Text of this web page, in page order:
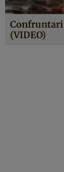
Confruntari
(VIDEO)